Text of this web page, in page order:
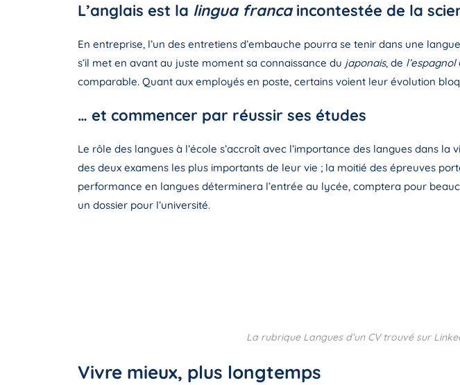
L’anglais est la lingua francaincontestée de la
En entreprise, l’un des entretiens d’embauche pourra se tenir dans une
s’il met en avant au juste moment sa connaissance du japonais, de l’espagnol
comparable. Quant aux employés en poste, certains voient leur évolution
… et commencer par réussir ses études
Le rôle des langues à l’école s’accroît avec l’importance des langues dans
des deux examens les plus importants de leur vie ; la moitié des épreuves
performance en langues déterminera l’entrée au lycée, comptera pour
un dossier pour l’université.
La rubrique Langues d’un CV trouvé sur
Vivre mieux, plus longtemps